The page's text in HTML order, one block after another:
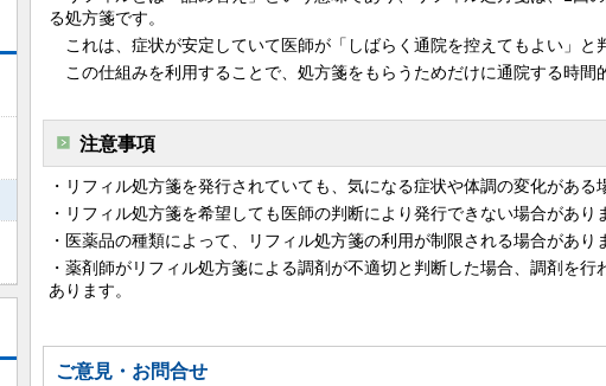
る処方箋です。
これは、症状が安定していて医師が「しばらく通院を控えてもよい」と
この仕組みを利用することで、処方箋をもらうためだけに通院する時間
注意事項
・リフィル処方箋を発行されていても、気になる症状や体調の変化がある
・リフィル処方箋を希望しても医師の判断により発行できない場合があり
・医薬品の種類によって、リフィル処方箋の利用が制限される場合があり
・薬剤師がリフィル処方箋による調剤が不適切と判断した場合、調剤を
あります。
ご意見・お問合せ